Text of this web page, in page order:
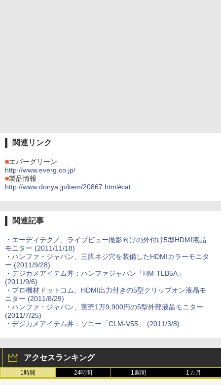
関連リンク
■エバーグリーン
http://www.everg.co.jp/
■製品情報
http://www.donya.jp/item/20867.html#cat
関連記事
・ エーディテクノ、ライブビュー撮影向けの外付け5型HDMI液晶
モニター (2011/11/18)
・ ハンファ・ジャパン、三脚ネジ穴を装備したHDMIカラーモニタ
ー (2011/9/28)
・ デジカメアイテム丼：ハンファジャパン「HM-TLB5A」
(2011/9/6)
・ プロ機材ドットコム、HDMI出力付きの5型クリップオン液晶モ
ニター (2011/8/29)
・ ハンファ・ジャパン、実売1万9,900円の5型外部液晶モニター
(2011/7/25)
・ デジカメアイテム丼：ソニー「CLM-V55」 (2011/3/8)
アクセスランキング
1時間 24時間 1週間 1カ月